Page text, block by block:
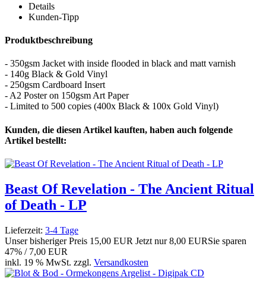
Details
Kunden-Tipp
Produktbeschreibung
- 350gsm Jacket with inside flooded in black and matt varnish
- 140g Black & Gold Vinyl
- 250gsm Cardboard Insert
- A2 Poster on 150gsm Art Paper
- Limited to 500 copies (400x Black & 100x Gold Vinyl)
Kunden, die diesen Artikel kauften, haben auch folgende
Artikel bestellt:
Beast Of Revelation - The Ancient Ritual
of Death - LP
Lieferzeit: 3-4 Tage
Unser bisheriger Preis 15,00 EUR Jetzt nur8,00 EURSie sparen
47% / 7,00 EUR
inkl. 19 % MwSt. zzgl. Versandkosten